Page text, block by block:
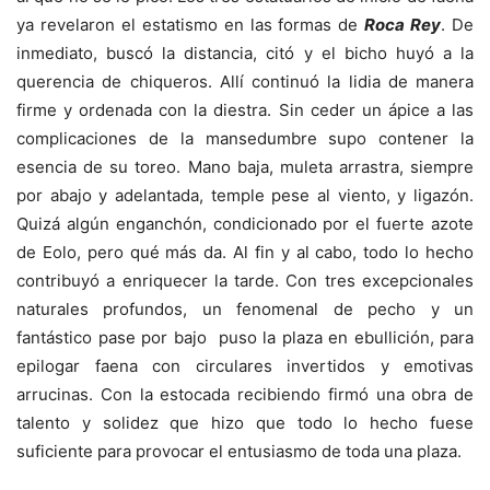
ya revelaron el estatismo en las formas deRoca Rey. De
inmediato, buscó la distancia, citó y el bicho huyó a la
querencia de chiqueros. Allí continuó la lidia de manera
firme y ordenada con la diestra. Sin ceder un ápice a las
complicaciones de la mansedumbre supo contener la
esencia de su toreo. Mano baja, muleta arrastra, siempre
por abajo y adelantada, temple pese al viento, y ligazón.
Quizá algún enganchón, condicionado por el fuerte azote
de Eolo, pero qué más da. Al fin y al cabo, todo lo hecho
contribuyó a enriquecer la tarde. Con tres excepcionales
naturales profundos, un fenomenal de pecho y un
fantástico pase por bajo puso la plaza en ebullición, para
epilogar faena con circulares invertidos y emotivas
arrucinas. Con la estocada recibiendo firmó una obra de
talento y solidez que hizo que todo lo hecho fuese
suficiente para provocar el entusiasmo de toda una plaza.